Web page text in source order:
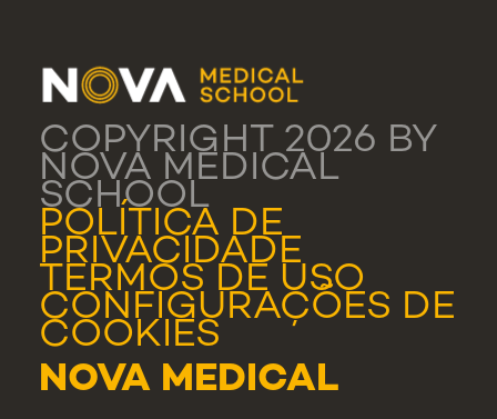
COPYRIGHT 2026 BY
NOVA MEDICAL
SCHOOL
POLÍTICA DE
PRIVACIDADE
TERMOS DE USO
CONFIGURAÇÕES DE
COOKIES
NOVA MEDICAL